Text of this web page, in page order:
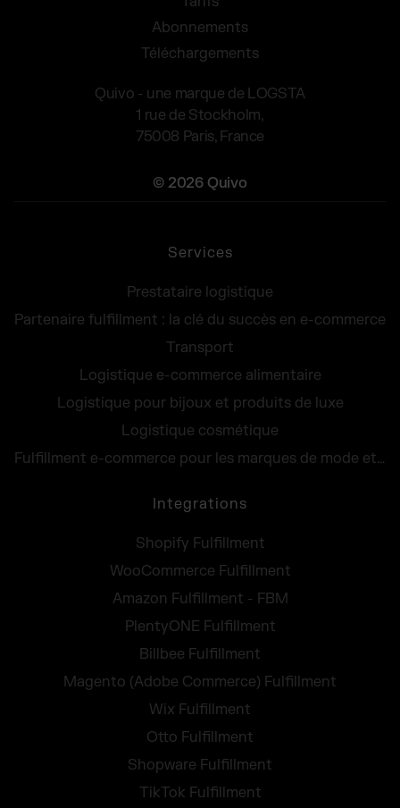
Abonnements
Téléchargements
Quivo - une marque de LOGSTA
1 rue de Stockholm,
75008 Paris, France
© 2026 Quivo
Services
Prestataire logistique
Partenaire fulfillment : la clé du succès en e-commerce
Transport
Logistique e-commerce alimentaire
Logistique pour bijoux et produits de luxe
Logistique cosmétique
Fulfillment e-commerce pour les marques de mode et lifestyle
Integrations
Shopify Fulfillment
WooCommerce Fulfillment
Amazon Fulfillment - FBM
PlentyONE Fulfillment
Billbee Fulfillment
Magento (Adobe Commerce) Fulfillment
Wix Fulfillment
Otto Fulfillment
Shopware Fulfillment
TikTok Fulfillment